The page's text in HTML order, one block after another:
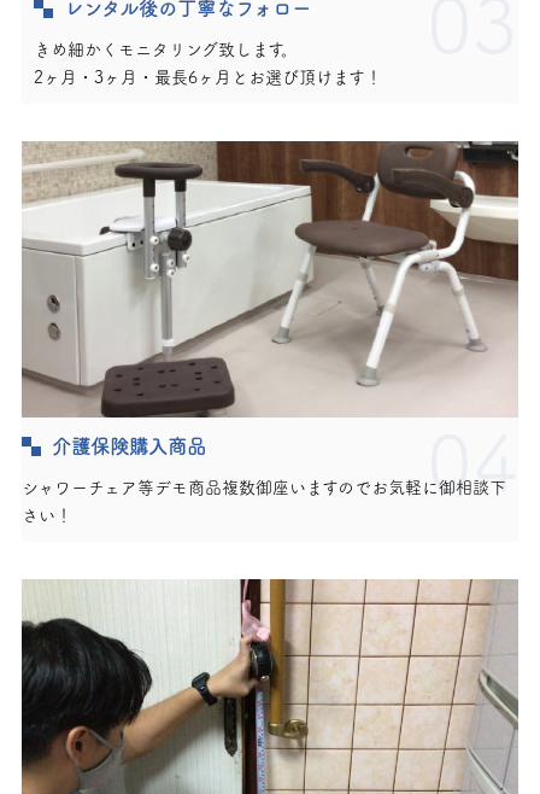
レンタル後の丁寧なフォロー
きめ細かくモニタリング致します。
2ヶ月・3ヶ月・最長6ヶ月とお選び頂けます！
04
介護保険購入商品
シャワーチェア等デモ商品複数御座いますのでお気軽に御相談下
さい！